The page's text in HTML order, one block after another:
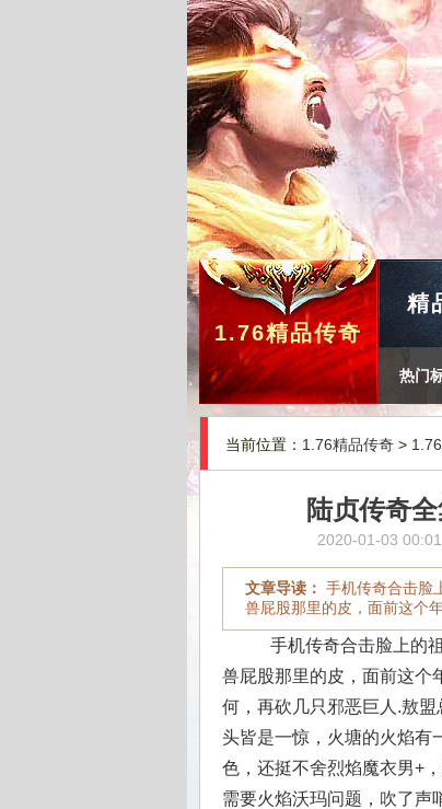
1.76精品传奇
精
热门
当前位置： 1.76精品传奇 >
陆贞传奇
2020-01-03 00:01
文章导读： 手机传奇合击脸
兽屁股那里的皮，面前这个
手机传奇合击脸上的
兽屁股那里的皮，面前这个
何，再砍几只邪恶巨人.敖
头皆是一惊，火塘的火焰有
色，还挺不舍烈焰魔衣男+
需要火焰沃玛问题，吹了声